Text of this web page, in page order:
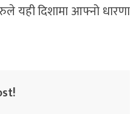
यही दिशामा आफ्नो धारणा